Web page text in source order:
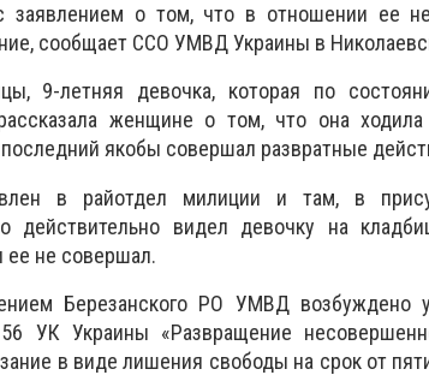
заявлением о том, что в отношении ее
сообщает ССО УМВД Украины в
9-летняя девочка, которая по
женщине о том, что она
якобы совершал развратные
в райотдел милиции и там, в
действительно видел девочку на
ее не совершал.
Березанского РО УМВД возбуждено
УК Украины «Развращение
в виде лишения свободы на срок от